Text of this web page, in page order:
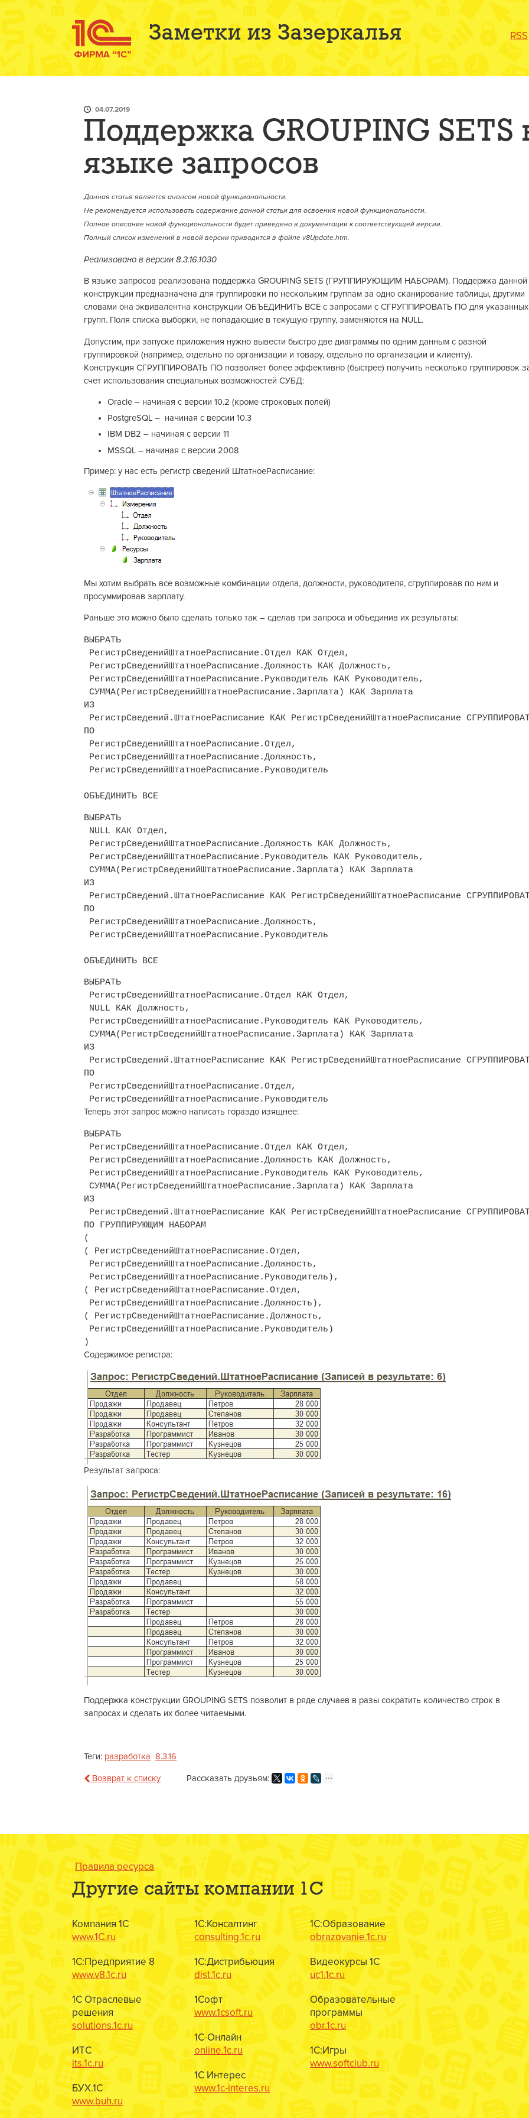
Заметки из Зазеркалья RSS
04.07.2019
Поддержка GROUPING SETS
языке запросов
Данная статья является анонсом новой функциональности.
Не рекомендуется использовать содержание данной статьи для освоения новой функциональности.
Полное описание новой функциональности будет приведено в документации к соответствующей версии.
Полный список изменений в новой версии приводится в файле v8Update.htm.
Реализовано в версии 8.3.16.1030
В языке запросов реализована поддержка GROUPING SETS (ГРУППИРУЮЩИМ НАБОРАМ). Поддержка данной
конструкции предназначена для группировки по нескольким группам за одно сканирование таблицы, другими
словами она эквивалентна конструкции ОБЪЕДИНИТЬ ВСЕ с запросами с СГРУППИРОВАТЬ ПО для указанных
групп. Поля списка выборки, не попадающие в текущую группу, заменяются на NULL.
Допустим, при запуске приложения нужно вывести быстро две диаграммы по одним данным с разной
группировкой (например, отдельно по организации и товару, отдельно по организации и клиенту).
Конструкция СГРУППИРОВАТЬ ПО позволяет более эффективно (быстрее) получить несколько группировок
счет использования специальных возможностей СУБД:
Oracle – начиная с версии 10.2 (кроме строковых полей)
PostgreSQL – начиная с версии 10.3
IBM DB2 – начиная с версии 11
MSSQL – начиная с версии 2008
Пример: у нас есть регистр сведений ШтатноеРасписание:
Мы хотим выбрать все возможные комбинации отдела, должности, руководителя, сгруппировав по ним и
просуммировав зарплату.
Раньше это можно было сделать только так – сделав три запроса и объединив их результаты:
ВЫБРАТЬ
РегистрСведенийШтатноеРасписание.Отдел КАК Отдел,
РегистрСведенийШтатноеРасписание.Должность КАК Должность,
РегистрСведенийШтатноеРасписание.Руководитель КАК Руководитель,
СУММА(РегистрСведенийШтатноеРасписание.Зарплата) КАК Зарплата
ИЗ
РегистрСведений.ШтатноеРасписание КАК РегистрСведенийШтатноеРасписание
ПО
РегистрСведенийШтатноеРасписание.Отдел,
РегистрСведенийШтатноеРасписание.Должность,
РегистрСведенийШтатноеРасписание.Руководитель
ОБЪЕДИНИТЬ ВСЕ
ВЫБРАТЬ
NULL КАК Отдел,
РегистрСведенийШтатноеРасписание.Должность КАК Должность,
РегистрСведенийШтатноеРасписание.Руководитель КАК Руководитель,
СУММА(РегистрСведенийШтатноеРасписание.Зарплата) КАК Зарплата
ИЗ
РегистрСведений.ШтатноеРасписание КАК РегистрСведенийШтатноеРасписание
ПО
РегистрСведенийШтатноеРасписание.Должность,
РегистрСведенийШтатноеРасписание.Руководитель
ОБЪЕДИНИТЬ ВСЕ
ВЫБРАТЬ
РегистрСведенийШтатноеРасписание.Отдел КАК Отдел,
NULL КАК Должность,
РегистрСведенийШтатноеРасписание.Руководитель КАК Руководитель,
СУММА(РегистрСведенийШтатноеРасписание.Зарплата) КАК Зарплата
ИЗ
РегистрСведений.ШтатноеРасписание КАК РегистрСведенийШтатноеРасписание
ПО
РегистрСведенийШтатноеРасписание.Отдел,
РегистрСведенийШтатноеРасписание.Руководитель
Теперь этот запрос можно написать гораздо изящнее:
ВЫБРАТЬ
РегистрСведенийШтатноеРасписание.Отдел КАК Отдел,
РегистрСведенийШтатноеРасписание.Должность КАК Должность,
РегистрСведенийШтатноеРасписание.Руководитель КАК Руководитель,
СУММА(РегистрСведенийШтатноеРасписание.Зарплата) КАК Зарплата
ИЗ
РегистрСведений.ШтатноеРасписание КАК РегистрСведенийШтатноеРасписание
ПО ГРУППИРУЮЩИМ НАБОРАМ
(
( РегистрСведенийШтатноеРасписание.Отдел,
РегистрСведенийШтатноеРасписание.Должность,
РегистрСведенийШтатноеРасписание.Руководитель),
( РегистрСведенийШтатноеРасписание.Отдел,
РегистрСведенийШтатноеРасписание.Должность),
( РегистрСведенийШтатноеРасписание.Должность,
РегистрСведенийШтатноеРасписание.Руководитель)
)
Содержимое регистра:
Результат запроса:
Поддержка конструкции GROUPING SETS позволит в ряде случаев в разы сократить количество строк в
запросах и сделать их более читаемыми.
Теги: разработка 8.3.16
Возврат к списку Рассказать друзьям:
Правила ресурса
Другие сайты компании 1С
Компания 1С
www.1C.ru
1С:Предприятие 8
www.v8.1c.ru
1С Отраслевые
решения
solutions.1c.ru
ИТС
its.1c.ru
БУХ.1С
www.buh.ru
1С:Консалтинг
consulting.1c.ru
1С:Дистрибьюция
dist.1c.ru
1Софт
www.1csoft.ru
1С-Онлайн
online.1c.ru
1С Интерес
www.1c-interes.ru
1С:Образование
obrazovanie.1c.ru
Видеокурсы 1С
uc1.1c.ru
Образовательные
программы
obr.1c.ru
1С:Игры
www.softclub.ru